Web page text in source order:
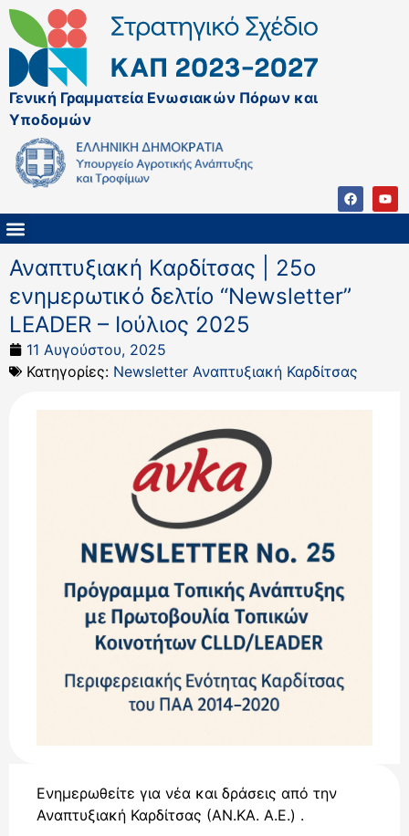
Γενική Γραμματεία Ενωσιακών Πόρων και
Υποδομών
Αναπτυξιακή Καρδίτσας | 25ο
ενημερωτικό δελτίο “Νewsletter”
LEADER – Ιούλιος 2025
11 Αυγούστου, 2025
Κατηγορίες: Newsletter Αναπτυξιακή Καρδίτσας
Ενημερωθείτε για νέα και δράσεις από την
Αναπτυξιακή Καρδίτσας (ΑΝ.ΚΑ. Α.Ε.) .